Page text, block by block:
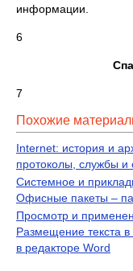
информации.
6
7
Похожие
Internet: история и
протоколы, службы и
Системное и
Офисные пакеты –
Просмотр и
Размещение текста в
в редакторе Word